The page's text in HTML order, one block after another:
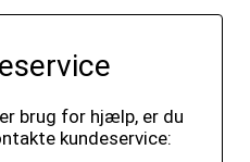
brug for hjælp, er du
kundeservice: